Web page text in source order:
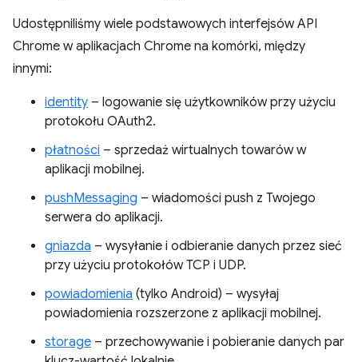
Udostępniliśmy wiele podstawowych interfejsów API
Chrome w aplikacjach Chrome na komórki, między
innymi:
identity – logowanie się użytkowników przy użyciu
protokołu OAuth2.
płatności – sprzedaż wirtualnych towarów w
aplikacji mobilnej.
pushMessaging – wiadomości push z Twojego
serwera do aplikacji.
gniazda – wysyłanie i odbieranie danych przez sieć
przy użyciu protokołów TCP i UDP.
powiadomienia (tylko Android) – wysyłaj
powiadomienia rozszerzone z aplikacji mobilnej.
storage – przechowywanie i pobieranie danych par